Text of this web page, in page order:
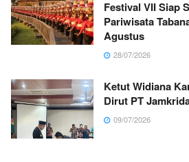
Festival VII Siap
Pariwisata
Agustus
28/07/2026
Ketut Widiana
Dirut PT
09/07/2026